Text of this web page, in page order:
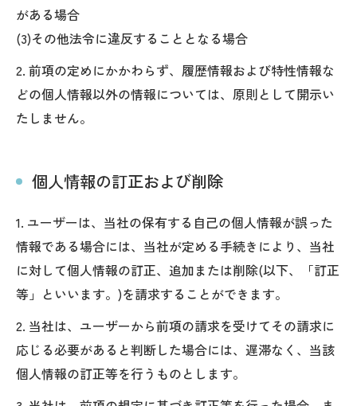
がある場合
(3)その他法令に違反することとなる場合
2. 前項の定めにかかわらず、履歴情報および特性情報な
どの個人情報以外の情報については、原則として開示い
たしません。
個人情報の訂正および削除
1. ユーザーは、当社の保有する自己の個人情報が誤った
情報である場合には、当社が定める手続きにより、当社
に対して個人情報の訂正、追加または削除(以下、「訂正
等」といいます。)を請求することができます。
2. 当社は、ユーザーから前項の請求を受けてその請求に
応じる必要があると判断した場合には、遅滞なく、当該
個人情報の訂正等を行うものとします。